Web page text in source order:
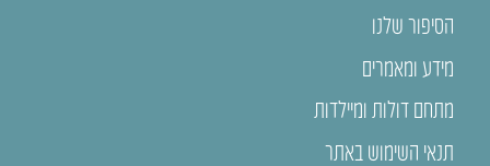
הסיפור שלנו
מידע ומאמרים
מתחם דולות ומיילדות
תנאי השימוש באתר